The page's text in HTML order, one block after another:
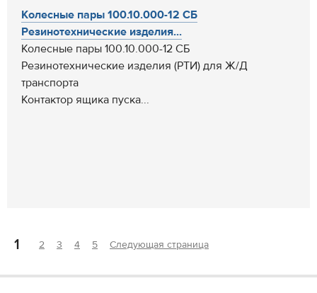
Колесные пары 100.10.000-12 СБ
Резинотехнические изделия...
Колесные пары 100.10.000-12 СБ
Резинотехнические изделия (РТИ) для Ж/Д
транспорта
Контактор ящика пуска...
1 2 3 4 5 Следующая страница